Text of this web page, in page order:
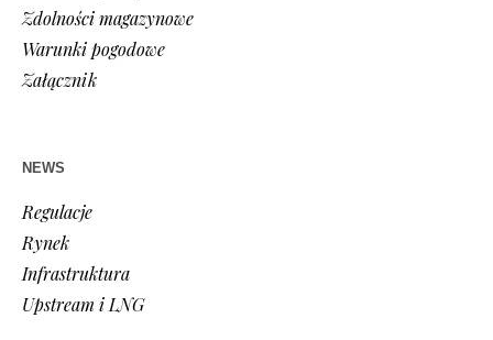
Zdolności magazynowe
Warunki pogodowe
Załącznik
NEWS
Regulacje
Rynek
Infrastruktura
Upstream i LNG